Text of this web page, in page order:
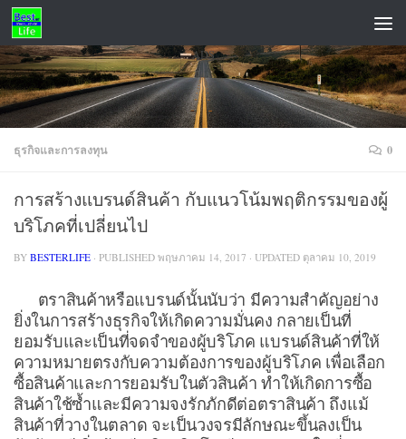
Skip to content
ADS
ธุรกิจและการลงทุน 0
การสร้างแบรนด์สินค้า กับแนวโน้มพฤติกรรมของผู้
บริโภคที่เปลี่ยนไป
BY BESTERLIFE · PUBLISHED พฤษภาคม 14, 2017 · UPDATED ตุลาคม 10, 2019
ตราสินค้าหรือแบรนด์นั้นนับว่า มีความสำคัญอย่าง
ยิ่งในการสร้างธุรกิจให้เกิดความมั่นคง กลายเป็นที่
ยอมรับและเป็นที่จดจำของผู้บริโภค แบรนด์สินค้าที่ให้
ความหมายตรงกับความต้องการของผู้บริโภค เพื่อเลือก
ซื้อสินค้าและการยอมรับในตัวสินค้า ทำให้เกิดการซื้อ
สินค้าใช้ซ้ำและมีความจงรักภักดีต่อตราสินค้า ถึงแม้
สินค้าที่วางในตลาด จะเป็นวงจรมีลักษณะขึ้นลงเป็น